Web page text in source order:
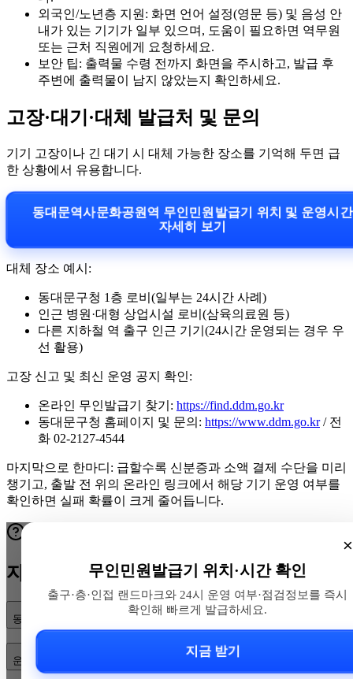
외국인/노년층 지원: 화면 언어 설정(영문 등) 및 음성 안
내가 있는 기기가 일부 있으며, 도움이 필요하면 역무원
또는 근처 직원에게 요청하세요.
보안 팁: 출력물 수령 전까지 화면을 주시하고, 발급 후
주변에 출력물이 남지 않았는지 확인하세요.
고장·대기·대체 발급처 및 문의
기기 고장이나 긴 대기 시 대체 가능한 장소를 기억해 두면 급
한 상황에서 유용합니다.
동대문역사문화공원역 무인민원발급기 위치 및 운영시
자세히 보기
대체 장소 예시:
동대문구청 1층 로비(일부는 24시간 사례)
인근 병원·대형 상업시설 로비(삼육의료원 등)
다른 지하철 역 출구 인근 기기(24시간 운영되는 경우 우
선 활용)
고장 신고 및 최신 운영 공지 확인:
온라인 무인발급기 찾기: https://find.ddm.go.kr
동대문구청 홈페이지 및 문의: https://www.ddm.go.kr/ 전
화 02-2127-4544
마지막으로 한마디: 급할수록 신분증과 소액 결제 수단을 미리
챙기고, 출발 전 위의 온라인 링크에서 해당 기기 운영 여부를
확인하면 실패 확률이 크게 줄어듭니다.
×
무인민원발급기 위치·시간 확인
출구·층·인접 랜드마크와 24시 운영 여부·점검정보를 즉시
확인해 빠르게 발급하세요.
지금 받기
자주 묻는 질문
동대문역사문화공원역 무인민원발급기 위치는 어디인가요?
운영시간은 어떻게 되나요? 주말·점검 시는?